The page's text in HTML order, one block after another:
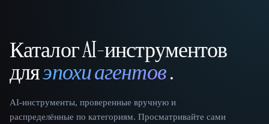
That AI Collection
Каталог AI-инструментов
дляэпохи агентов.
AI-инструменты, проверенные вручную и
распределённые по категориям. Просматривайте сами